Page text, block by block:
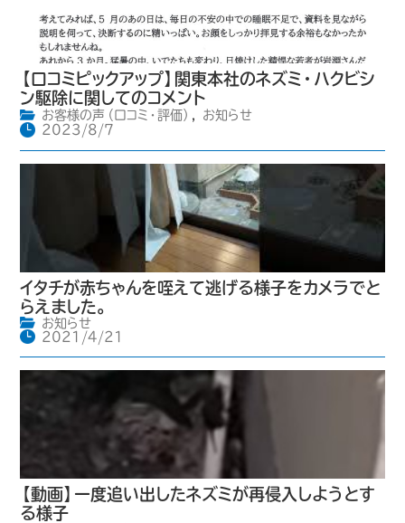
【口コミピックアップ】関東本社のネズミ・ハクビシ
ン駆除に関してのコメント
お客様の声（口コミ・評価） ,
お知らせ
2023/8/7
イタチが赤ちゃんを咥えて逃げる様子をカメラでと
らえました。
お知らせ
2021/4/21
【動画】一度追い出したネズミが再侵入しようとす
る様子